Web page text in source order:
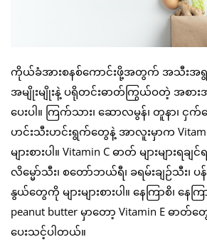
ကိုယ်ခံအားစနစ်ကောင်းဖို့အတွက် အသီးအရွ
အမျိုးမျိုးနဲ့ ပရိုတင်းဓာတ်ကြွယ်ဝတဲ့ အစာ
ပေးပါ။ ကြက်သား၊ ဆောလမွန်၊ တူနာ၊ ငှက်ပ
ဟင်းသီးဟင်းရွက်တွေနဲ့ အာလူးမှာက
များစားပါ။ Vitamin C ဓာတ် များများရ
လိမ္မော်သီး၊ စတော်ဘယ်ရီ၊ ခရမ်းချဉ်သီး၊ ပ
နွယ်တွေကို များများစားပါ။ နေကြာစိ၊ နေက
peanut butter မှာတော့ Vitamin E ဓာတ်တွ
ပေးသင့်ပါတယ်။